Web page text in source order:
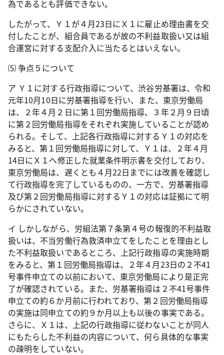
為であるとも評価できない。
したがって、Ｙ１が４月23日にＸ１に雇止め理由書を交
付したことが、組合員であるが故の不利益取扱い又は組
合運営に対する支配介入に当たるとはいえない。
⑸ 争点５について
ア Ｙ１に対する行政指導について、渋谷労基署は、令和
元年10月10日に労基署指導を行い、また、東京労働局
は、２年４月２日に第１回労働局指導、３年２月９日頃
に第２回労働局指導をそれぞれ実施していることが認め
られる。そして、上記各行政指導に対するＹ１の対応を
みると、第１回労働局指導に対して、Ｙ１は、２年４月
14日にＸ１へ修正した就業条件明示書を交付しており、
東京労働局は、遅くとも４月22日までには改善を確認し
て行政指導を完了しているものの、一方で、労基署指導
及び第２回労働局指導に対するＹ１の対応は証拠にて明
らかにされていない。
イ しかしながら、労組法第７条第４号の報復的不利益取
扱いは、不当労働行為救済申立てをしたことを理由とし
た不利益取扱いであるところ、上記行政指導の実施時期
をみると、第１回労働局指導は、２年４月23日の２不41
号事件申立ての以前において、東京労働局により是正完
了が確認されている。また、労基署指導は２不41号事件
申立ての約６か月前に行われており、第２回労働局指導
の実施は同申立ての約９か月以上も以後の事実である。
さらに、Ｘ１は、上記の行政指導に従わないことが同人
にもたらした不利益の内容について、何ら具体的な事実
の疎明をしていない。